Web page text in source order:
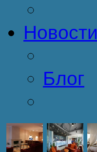
Новости
Блог